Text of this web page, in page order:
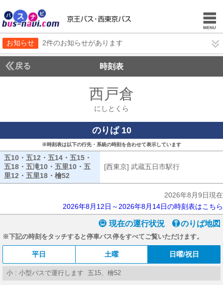
お知らせ 2件のお知らせがあります
戻る 時刻表
西戸倉
にしとくら
のりば 10
※時刻表は以下の行先・系統の時刻を合わせて表示しています
五10・五12・五14・五15・
五18・五滝10・五里10・五
里12・五里18・檜52
[西東京] 武蔵五日市駅行
2026年8月9日現在
2026年8月12日～2026年8月14日の時刻表はこちら
現在の運行状況 のりば地図
※下記の時刻をタッチすると停車バス停をすべてご覧いただけます。
平日 土曜 日曜/祝日
小 : 小型バスで運行します 五15、檜52